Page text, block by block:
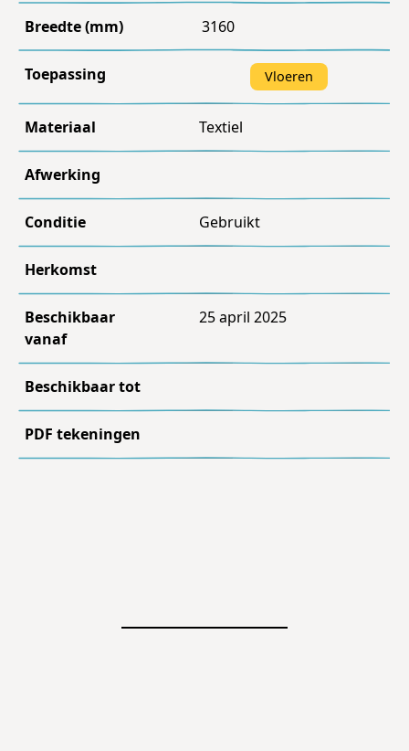
Breedte (mm) 3160
Toepassing Vloeren
Materiaal Textiel
Afwerking
Conditie Gebruikt
Herkomst
Beschikbaar
vanaf
25 april 2025
Beschikbaar tot
PDF tekeningen